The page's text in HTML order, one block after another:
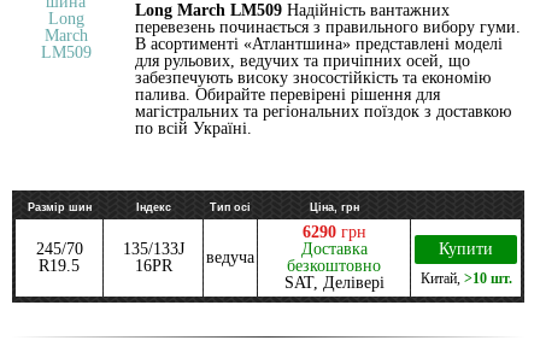
Long March LM509 Надійність вантажних
перевезень починається з правильного вибору гуми.
В асортименті «Атлантшина» представлені моделі
для рульових, ведучих та причіпних осей, що
забезпечують високу зносостійкість та економію
палива. Обирайте перевірені рішення для
магістральних та регіональних поїздок з доставкою
по всій Україні.
Размір шин Індекс Тип осі Ціна, грн
245/70
R19.5
135/133J
16PR
ведуча
6290 грн
Доставка
безкоштовно
SAT, Делівері
Купити
Китай, >10 шт.